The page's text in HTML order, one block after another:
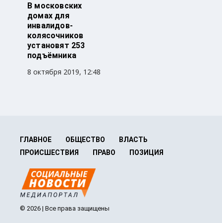
В московских
домах для
инвалидов-
колясочников
установят 253
подъёмника
8 октября 2019, 12:48
ГЛАВНОЕ ОБЩЕСТВО
ВЛАСТЬ
ПРОИСШЕСТВИЯ
ПРАВО ПОЗИЦИЯ
© 2026 | Все права защищены